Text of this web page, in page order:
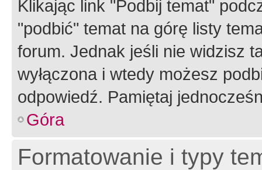
Klikając link "Podbij temat"
"podbić" temat na górę listy
forum. Jednak jeśli nie widzisz
wyłączona i wtedy możesz
odpowiedź. Pamiętaj
Góra
Formatowanie i typy